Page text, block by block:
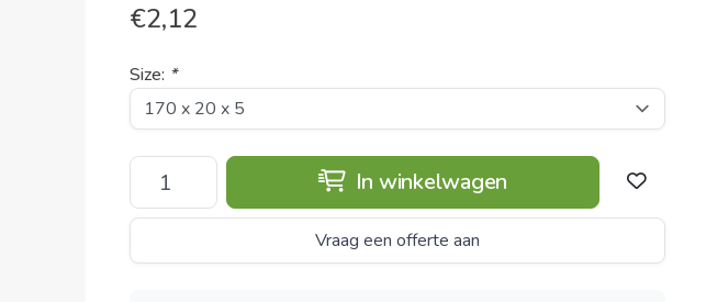
€2,12
Size: *
In winkelwagen
Vraag een offerte aan